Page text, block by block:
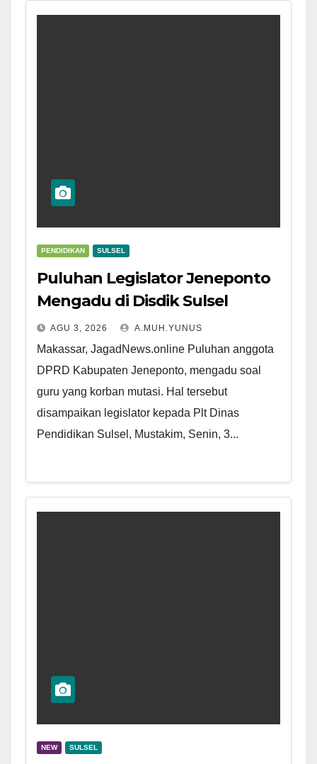
PENDIDIKAN SULSEL
Puluhan Legislator Jeneponto
Mengadu di Disdik Sulsel
AGU 3, 2026 A.MUH.YUNUS
Makassar, JagadNews.online Puluhan anggota
DPRD Kabupaten Jeneponto, mengadu soal
guru yang korban mutasi. Hal tersebut
disampaikan legislator kepada Plt Dinas
Pendidikan Sulsel, Mustakim, Senin, 3...
NEW SULSEL